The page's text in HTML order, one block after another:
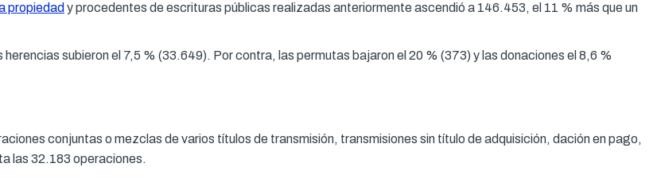
propiedad y procedentes de escrituras públicas realizadas anteriormente ascendió a 146.453, el 11 % más que un
subieron el 7,5 % (33.649). Por contra, las permutas bajaron el 20 % (373) y las donaciones el 8,6 %
conjuntas o mezclas de varios títulos de transmisión, transmisiones sin título de adquisición, dación en pago,
las 32.183 operaciones.